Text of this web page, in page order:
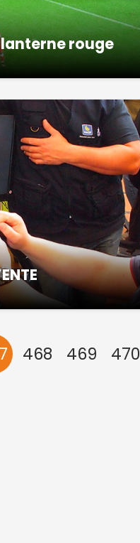
rouge
468 469 470